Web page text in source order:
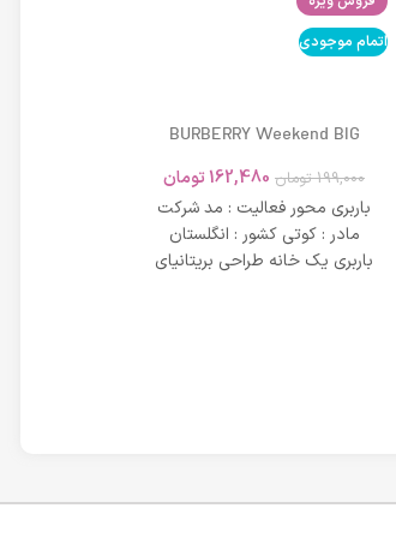
اتمام موجودی
BURBERRY Weekend BIG
199,000 تومان 162,480تومان
باربری محور فعالیت : مد شرکت
مادر : کوتی کشور : انگلستان
باربری یک خانه طراحی بریتانیای